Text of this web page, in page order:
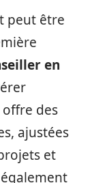
peut être
en
des
ajustées
et